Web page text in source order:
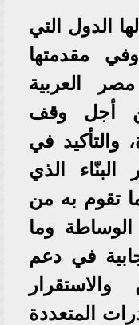
الدول التي
مقدمتها
العربية
من أجل وقف
والتأكيد في
الذي
تقوم به من
وما
في دعم
المتعددة